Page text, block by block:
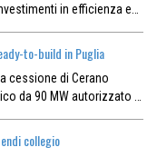
in efficienza e…
to-build in Puglia
cessione di Cerano
da 90 MW autorizzato …
collegio